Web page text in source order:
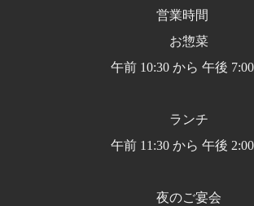
営業時間
お惣菜
午前 10:30 から 午後 7:00
ランチ
午前 11:30 から 午後 2:00
夜のご宴会